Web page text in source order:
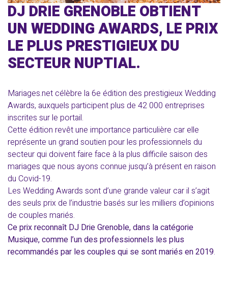
DJ DRIE GRENOBLE OBTIENT
UN WEDDING AWARDS, LE PRIX
LE PLUS PRESTIGIEUX DU
SECTEUR NUPTIAL.
Mariages.net célèbre la 6e édition des prestigieux Wedding
Awards, auxquels participent plus de 42 000 entreprises
inscrites sur le portail.
Cette édition revêt une importance particulière car elle
représente un grand soutien pour les professionnels du
secteur qui doivent faire face à la plus difficile saison des
mariages que nous ayons connue jusqu’à présent en raison
du Covid-19.
Les Wedding Awards sont d’une grande valeur car il s’agit
des seuls prix de l’industrie basés sur les milliers d’opinions
de couples mariés.
Ce prix reconnaît DJ Drie Grenoble, dans la catégorie
Musique, comme l’un des professionnels les plus
recommandés par les couples qui se sont mariés en 2019.